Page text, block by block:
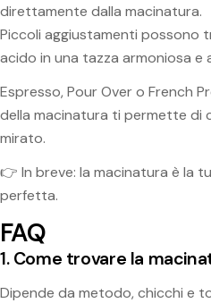
direttamente dalla macinatura.
Piccoli aggiustamenti possono
acido in una tazza armoniosa e
Espresso, Pour Over o French
della macinatura ti permette di
mirato.
👉 In breve: la macinatura è la
perfetta.
FAQ
1. Come trovare la
Dipende da metodo, chicchi e